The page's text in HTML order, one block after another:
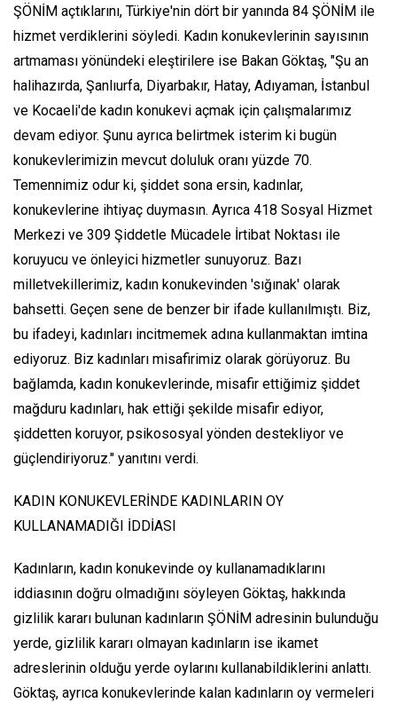
ŞÖNİM açtıklarını, Türkiye'nin dört bir yanında 84 ŞÖNİM ile
hizmet verdiklerini söyledi. Kadın konukevlerinin sayısının
artmaması yönündeki eleştirilere ise Bakan Göktaş, "Şu an
halihazırda, Şanlıurfa, Diyarbakır, Hatay, Adıyaman, İstanbul
ve Kocaeli'de kadın konukevi açmak için çalışmalarımız
devam ediyor. Şunu ayrıca belirtmek isterim ki bugün
konukevlerimizin mevcut doluluk oranı yüzde 70.
Temennimiz odur ki, şiddet sona ersin, kadınlar,
konukevlerine ihtiyaç duymasın. Ayrıca 418 Sosyal Hizmet
Merkezi ve 309 Şiddetle Mücadele İrtibat Noktası ile
koruyucu ve önleyici hizmetler sunuyoruz. Bazı
milletvekillerimiz, kadın konukevinden 'sığınak' olarak
bahsetti. Geçen sene de benzer bir ifade kullanılmıştı. Biz,
bu ifadeyi, kadınları incitmemek adına kullanmaktan imtina
ediyoruz. Biz kadınları misafirimiz olarak görüyoruz. Bu
bağlamda, kadın konukevlerinde, misafir ettiğimiz şiddet
mağduru kadınları, hak ettiği şekilde misafir ediyor,
şiddetten koruyor, psikososyal yönden destekliyor ve
güçlendiriyoruz." yanıtını verdi.
KADIN KONUKEVLERİNDE KADINLARIN OY
KULLANAMADIĞI İDDİASI
Kadınların, kadın konukevinde oy kullanamadıklarını
iddiasının doğru olmadığını söyleyen Göktaş, hakkında
gizlilik kararı bulunan kadınların ŞÖNİM adresinin bulunduğu
yerde, gizlilik kararı olmayan kadınların ise ikamet
adreslerinin olduğu yerde oylarını kullanabildiklerini anlattı.
Göktaş, ayrıca konukevlerinde kalan kadınların oy vermeleri